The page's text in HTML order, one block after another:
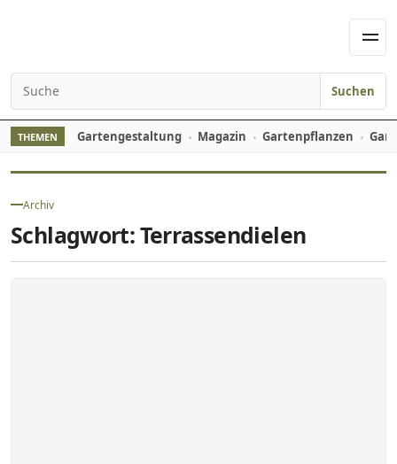
Search for:
Suchen
THEMEN Gartengestaltung Magazin Gartenpflanzen
Archiv
Schlagwort:Terrassendielen